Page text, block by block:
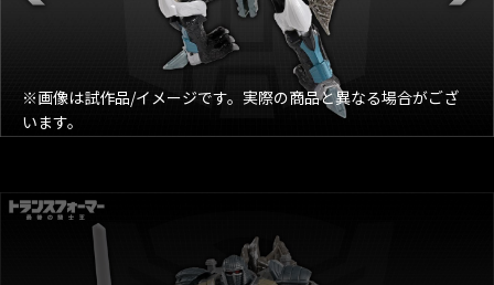
※画像は試作品/イメージです。実際の商品と異なる場合がござ
います。